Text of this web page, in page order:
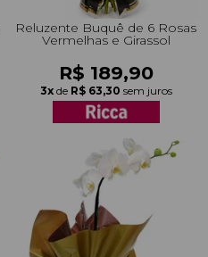
Reluzente Buquê de 6 Rosas
Vermelhas e Girassol
R$ 189,90
3x de R$ 63,30 sem juros